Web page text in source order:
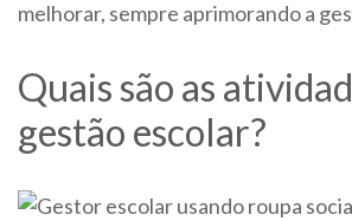
melhorar, sempre aprimorando a
Quais são as
gestão escolar?